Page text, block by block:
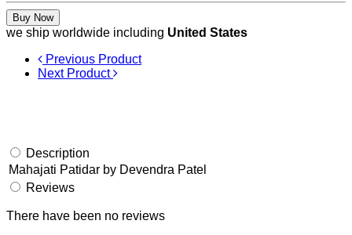
Buy Now
we ship worldwide including United States
Previous Product
Next Product
Description
Mahajati Patidar by Devendra Patel
Reviews
There have been no reviews